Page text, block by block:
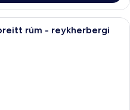
Rúmföt af bestu gerð, dúnsængur,
rúm - reykherbergi